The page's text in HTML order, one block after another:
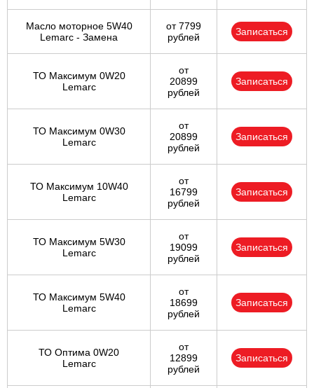
Масло моторное 5W40
Lemarc - Замена
от 7799
рублей
Записаться
ТО Максимум 0W20
Lemarc
от
20899
рублей
Записаться
ТО Максимум 0W30
Lemarc
от
20899
рублей
Записаться
ТО Максимум 10W40
Lemarc
от
16799
рублей
Записаться
ТО Максимум 5W30
Lemarc
от
19099
рублей
Записаться
ТО Максимум 5W40
Lemarc
от
18699
рублей
Записаться
ТО Оптима 0W20
Lemarc
от
12899
рублей
Записаться